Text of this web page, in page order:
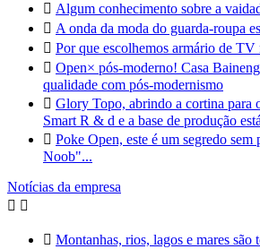
 Algum conhecimento sobre a
 A onda da moda do guarda-roupa
 Por que escolhemos armário de TV
 Open× pós-moderno! Casa
qualidade com pós-modernismo
 Glory Topo, abrindo a cortina para
Smart R & d e a base de produção
 Poke Open, este é um segredo
Noob"...
Notícias da empresa
 
 Montanhas, rios, lagos e mares são